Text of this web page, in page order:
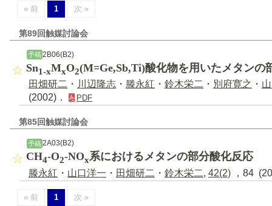
« 前 1 次 »
第89回触媒討論会
予稿 2B06(B2)
Sn1-xMxO2(M=Ge,Sb,Ti)酸化物を用いたメタンの
田畑研二 ・ 川辺隆志 ・ 滕永紅 ・ 鈴木栄二 ・ 別府寛之 ・
(2002)．
PDF
第85回触媒討論会
予稿 2A03(B2)
CH4-O2-NOx系におけるメタンの部分酸化反応
滕永紅 ・ 山口洋一 ・ 田畑研二 ・ 鈴木栄二, 42(2) ，84
« 前 1 次 »